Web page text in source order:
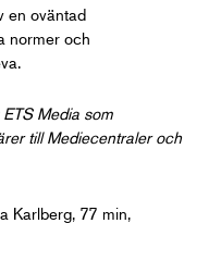
en oväntad
normer och
Media som
till Mediecentraler och
Karlberg, 77 min,